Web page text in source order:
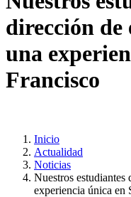
dirección de
una
Francisco
Inicio
Actualidad
Noticias
Nuestros estudiantes
experiencia única en